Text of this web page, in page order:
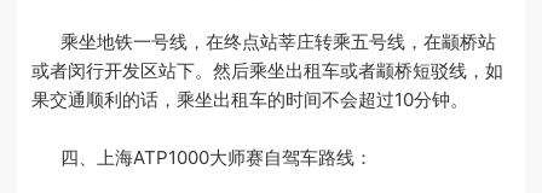
乘坐地铁一号线，在终点站莘庄转乘五号线，在颛桥站
或者闵行开发区站下。然后乘坐出租车或者颛桥短驳线，如
果交通顺利的话，乘坐出租车的时间不会超过10分钟。
四、上海ATP1000大师赛自驾车路线：